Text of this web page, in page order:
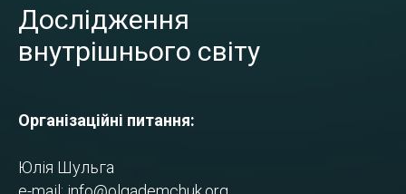
Дослідження
внутрішнього світу
Організаційні питання:
Юлія Шульга